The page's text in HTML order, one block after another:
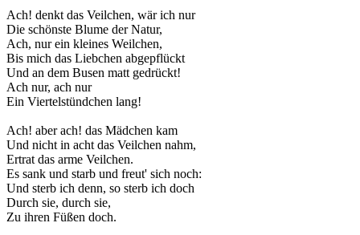
Ach! denkt das Veilchen, wär ich nur
Die schönste Blume der Natur,
Ach, nur ein kleines Weilchen,
Bis mich das Liebchen abgepflückt
Und an dem Busen matt gedrückt!
Ach nur, ach nur
Ein Viertelstündchen lang!
Ach! aber ach! das Mädchen kam
Und nicht in acht das Veilchen nahm,
Ertrat das arme Veilchen.
Es sank und starb und freut' sich noch:
Und sterb ich denn, so sterb ich doch
Durch sie, durch sie,
Zu ihren Füßen doch.